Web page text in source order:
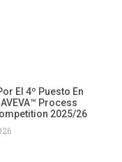
El 4º Puesto En
Process
2025/26